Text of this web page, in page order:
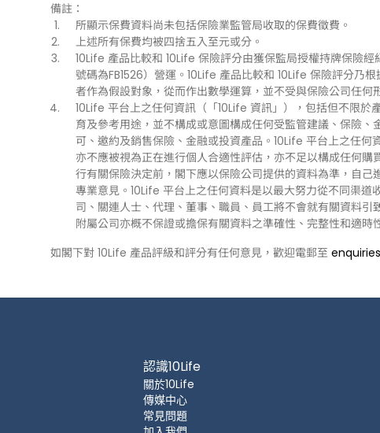
備註：
所顯示保費資料尚未包括保險業監管局收取的保費徵費。
上述所有保費均被四捨五入至元或分。
10Life 產品比較和 10Life 保險評分由獲保監局授權持牌保險
號碼為FB1526）營運。10Life 產品比較和 10Life 保險評分乃
者作為假設對象，從而作出數學運算，並不受與保險公司任何
10Life 平台上之任何資訊（「10Life 資訊」），包括但不限
育及參考用途，並不構成或意圖構成任何受監管建議、保險
可、邀約及銷售保險、金融或投資產品。10Life 平台上之任
亦不應被視為正在進行個人合適性評估，亦不足以構成任何
行有關保險決定前，閣下應以保險公司提供的資料為準，自
專業意見。10Life 平台上之任何資料是以最大努力從不同渠
司、關連人士、代理、董事、職員、員工將不會就有關資料
附屬公司亦概不保證或擔保有關資料之準確性、完整性和適時
如閣下對 10Life 產品評級和評分有任何意見，歡迎電郵至
認識10Life
關於10Life
傳媒中心
常見問題